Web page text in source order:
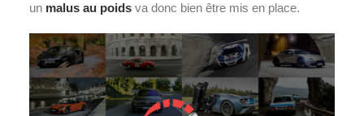
un malus au poids va donc bien être mis en place.